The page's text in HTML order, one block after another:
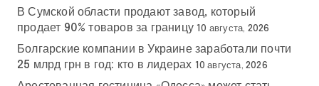
В Сумской области продают завод, который
продает 90% товаров за границу 10 августа, 2026
Болгарские компании в Украине заработали почти
25 млрд грн в год: кто в лидерах 10 августа, 2026